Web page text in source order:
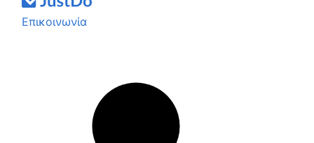
Επικοινωνία